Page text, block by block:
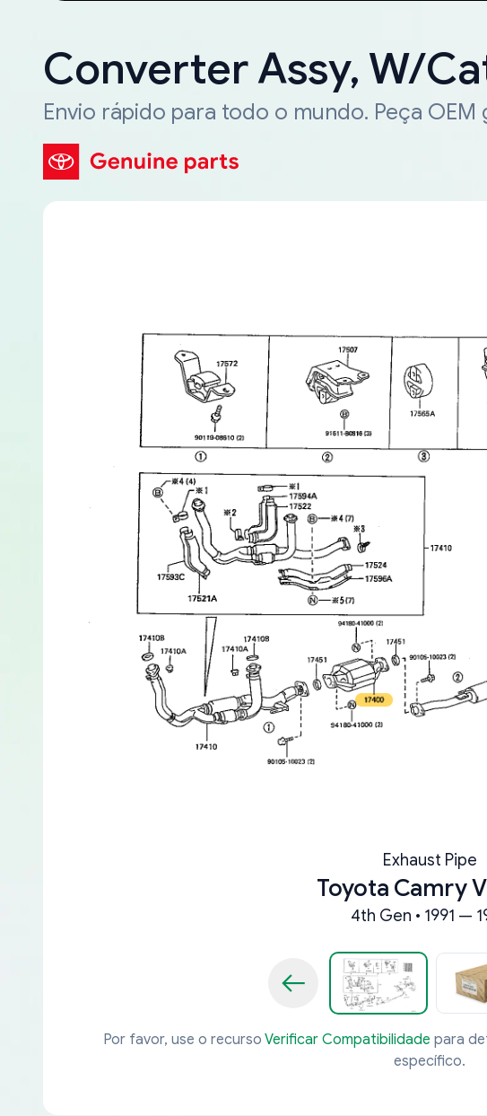
Converter Assy, W/
Envio rápido para todo o mundo. Peça OEM
Exhaust Pipe
Toyota Camry
4th Gen • 1991 —
Por favor, use o recurso Verificar Compatibilidade para
específico.